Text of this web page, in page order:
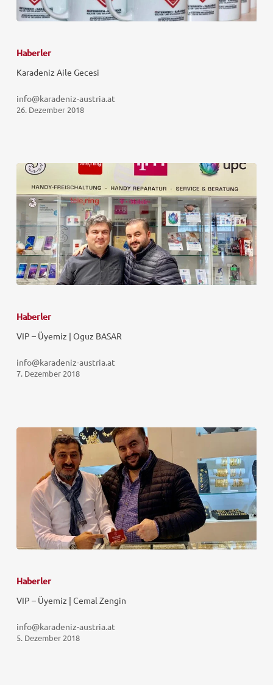
Haberler
Karadeniz Aile Gecesi
info@karadeniz-austria.at
26. Dezember 2018
Haberler
VIP – Üyemiz | Oguz BASAR
info@karadeniz-austria.at
7. Dezember 2018
Haberler
VIP – Üyemiz | Cemal Zengin
info@karadeniz-austria.at
5. Dezember 2018